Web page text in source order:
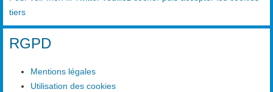
tiers
RGPD
Mentions légales
Utilisation des cookies